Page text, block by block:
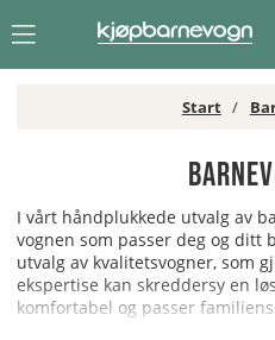
Start
I vårt håndplukkede utvalg av
vognen som passer deg og ditt
utvalg av kvalitetsvogner, som
ekspertise kan skreddersy en
komfortabel og passer